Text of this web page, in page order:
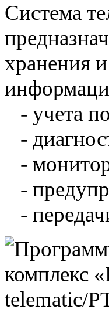
Система
хранения
- учета
-
-
-
-